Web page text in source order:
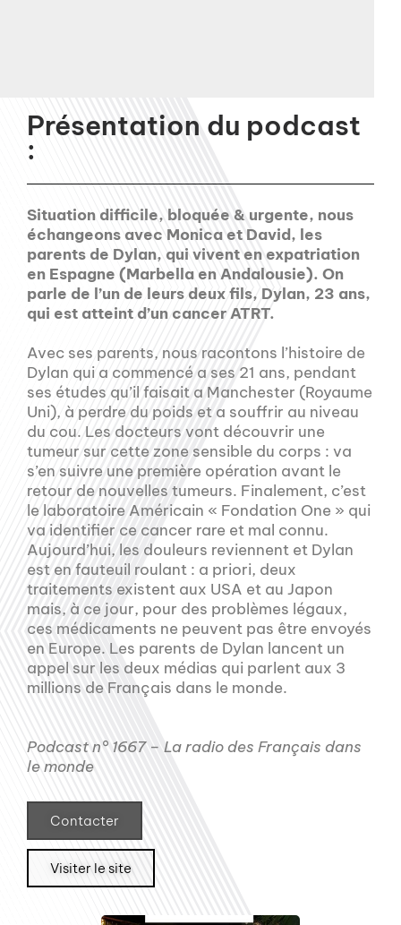
Présentation du podcast
:
Situation difficile, bloquée & urgente, nous
échangeons avec Monica et David, les
parents de Dylan, qui vivent en expatriation
en Espagne (Marbella en Andalousie). On
parle de l’un de leurs deux fils, Dylan, 23 ans,
qui est atteint d’un cancer ATRT.
Avec ses parents, nous racontons l’histoire de
Dylan qui a commencé a ses 21 ans, pendant
ses études qu’il faisait a Manchester (Royaume
Uni), à perdre du poids et a souffrir au niveau
du cou. Les docteurs vont découvrir une
tumeur sur cette zone sensible du corps : va
s’en suivre une première opération avant le
retour de nouvelles tumeurs. Finalement, c’est
le laboratoire Américain « Fondation One » qui
va identifier ce cancer rare et mal connu.
Aujourd’hui, les douleurs reviennent et Dylan
est en fauteuil roulant : a priori, deux
traitements existent aux USA et au Japon
mais, à ce jour, pour des problèmes légaux,
ces médicaments ne peuvent pas être envoyés
en Europe. Les parents de Dylan lancent un
appel sur les deux médias qui parlent aux 3
millions de Français dans le monde.
Podcast n° 1667 – La radio des Français dans
le monde
Contacter
Visiter le site